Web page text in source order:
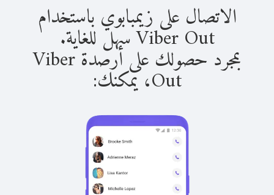
الاتصال على زيمبابوي باستخدام
Viber Out سهل للغاية.
بمجرد حصولك على أرصدة Viber
Out، يمكنك: